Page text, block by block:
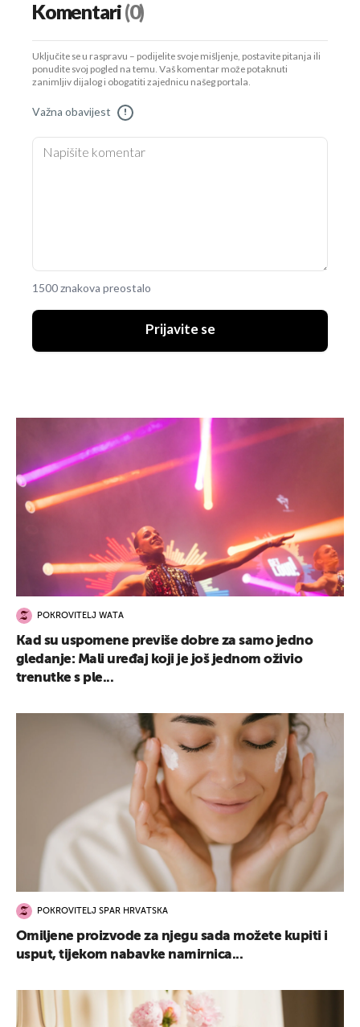
Komentari(0)
Uključite se u raspravu – podijelite svoje mišljenje, postavite pitanja ili
ponudite svoj pogled na temu. Vaš komentar može potaknuti
zanimljiv dijalog i obogatiti zajednicu našeg portala.
Važna obavijest !
1500 znakova preostalo
Prijavite se
POKROVITELJ WATA
Kad su uspomene previše dobre za samo jedno
gledanje: Mali uređaj koji je još jednom oživio
trenutke s ple...
POKROVITELJ SPAR HRVATSKA
Omiljene proizvode za njegu sada možete kupiti i
usput, tijekom nabavke namirnica...